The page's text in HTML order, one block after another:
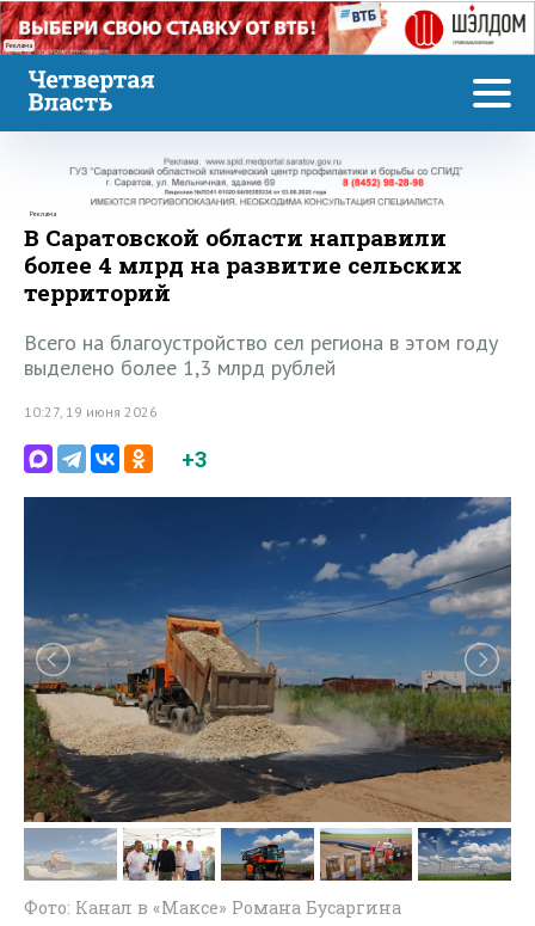
Реклама
Реклама
В Саратовской области направили
более 4 млрд на развитие сельских
территорий
Всего на благоустройство сел региона в этом году
выделено более 1,3 млрд рублей
10:27, 19 июня 2026
+3
Фото: Канал в «Максе» Романа Бусаргина